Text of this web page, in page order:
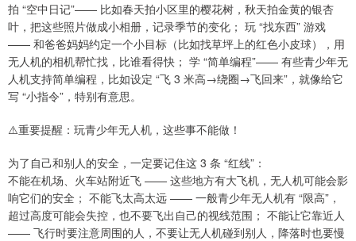
拍 “空中日记”—— 比如春天拍小区里的樱花树，秋天拍金黄的银杏
叶，把这些照片做成小相册，记录季节的变化； 玩 “找东西” 游戏
—— 和爸爸妈妈约定一个小目标（比如找草坪上的红色小皮球），用
无人机的相机帮忙找，比谁看得快； 学 “简单编程”—— 有些青少年无
人机支持简单编程，比如设定 “飞 3 米高→绕圈→飞回来”，就像给它
写 “小指令”，特别有意思。
⚠️重要提醒：玩青少年无人机，这些事不能做！
为了自己和别人的安全，一定要记住这 3 条 “红线”：
不能在机场、火车站附近飞 —— 这些地方有大飞机，无人机可能会影
响它们的安全； 不能飞太高太远 —— 一般青少年无人机有 “限高”，
超过高度可能会失控，也不要飞出自己的视线范围； 不能让它靠近人
—— 飞行时要注意周围的人，不要让无人机碰到别人，降落时也要慢